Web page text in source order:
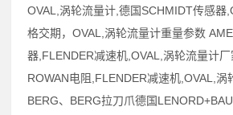
OVAL,涡轮流量计,德国SCHMIDT传感器
格交期，OVAL,涡轮流量计重量参数
器,FLENDER减速机,OVAL,涡轮流量计厂
ROWAN电阻,FLENDER减速机,OVAL,涡
BERG、BERG拉刀爪德国